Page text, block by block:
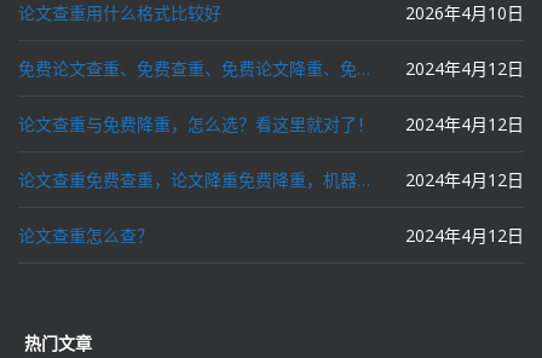
论文查重用什么格式比较好 2026年4月10日
免费论文查重、免费查重、免费论文降重、免费降重、智能降重、一键降重、降低AIGC写作率、AI写论文，这些名词你了解吗？ 2024年4月12日
论文查重与免费降重，怎么选？看这里就对了！ 2024年4月12日
论文查重免费查重，论文降重免费降重，机器降重，人工降重，降低AIGC写作率，ai写论文，都要选论文狗和paperdog以及文思慧达！ 2024年4月12日
论文查重怎么查？ 2024年4月12日
热门文章